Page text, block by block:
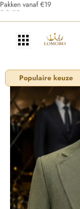
Pakken vanaf €199
Populaire keuze